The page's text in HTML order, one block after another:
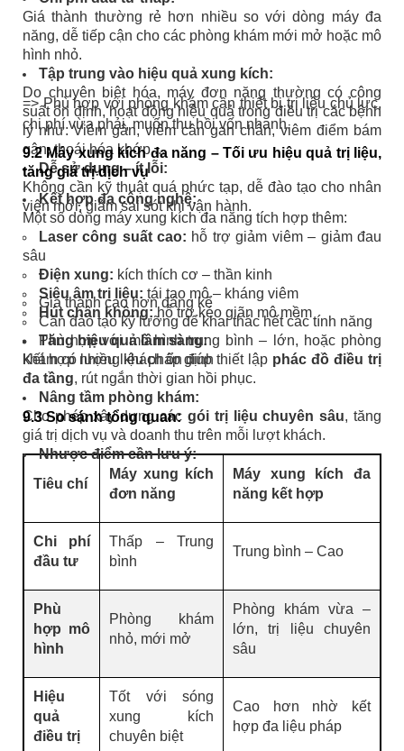
Giá thành thường rẻ hơn nhiều so với dòng máy đa
năng, dễ tiếp cận cho các phòng khám mới mở hoặc mô
hình nhỏ.
Tập trung vào hiệu quả xung kích:
Do chuyên biệt hóa, máy đơn năng thường có công
suất ổn định, hoạt động hiệu quả trong điều trị các bệnh
lý như:Viêm gân, viêm cân gan chân, viêm điểm bám
gân, thoái hóa khớp,...
Dễ sử dụng – ít lỗi:
Không cần kỹ thuật quá phức tạp, dễ đào tạo cho nhân
viên mới, giảm sai sót khi vận hành.
=> Phù hợp với phòng khám cần thiết bị trị liệu chủ lực,
chi phí vừa phải, muốn thu hồi vốn nhanh.
9.2 Máy xung kích đa năng – Tối ưu hiệu quả trị liệu,
tăng giá trị dịch vụ
Kết hợp đa công nghệ:
Một số dòng máy xung kích đa năng tích hợp thêm:
Laser công suất cao: hỗ trợ giảm viêm – giảm đau
sâu
Điện xung: kích thích cơ – thần kinh
Siêu âm trị liệu: tái tạo mô – kháng viêm
Hút chân không:hỗ trợ kéo giãn mô mềm
Tăng hiệu quả lâm sàng:
Kết hợp nhiều liệu pháp giúp thiết lập phác đồ điều trị
đa tầng, rút ngắn thời gian hồi phục.
Nâng tầm phòng khám:
Cho phép xây dựng các gói trị liệu chuyên sâu, tăng
giá trị dịch vụ và doanh thu trên mỗi lượt khách.
Nhược điểm cần lưu ý:
Giá thành cao hơn đáng kể
Cần đào tạo kỹ lưỡng để khai thác hết các tính năng
Phù hợp với mô hình trung bình – lớn, hoặc phòng
khám có lượng khách ổn định
9.3 So sánh tổng quan:
Tiêu chí
Máy xung kích
đơn năng
Máy xung kích đa
năng kết hợp
Chi phí
đầu tư
Thấp – Trung
bình
Trung bình – Cao
Phù
hợp mô
hình
Phòng khám
nhỏ, mới mở
Phòng khám vừa –
lớn, trị liệu chuyên
sâu
Hiệu
quả
điều trị
Tốt với sóng
xung kích
chuyên biệt
Cao hơn nhờ kết
hợp đa liệu pháp